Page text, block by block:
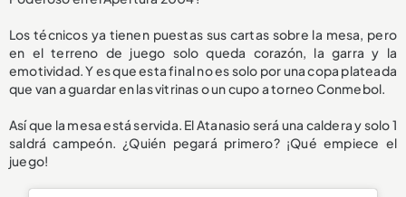
Los técnicos ya tienen puestas sus cartas sobre la mesa, pero
en el terreno de juego solo queda corazón, la garra y la
emotividad. Y es que esta final no es solo por una copa plateada
que van a guardar en las vitrinas o un cupo a torneo Conmebol.
Así que la mesa está servida. El Atanasio será una caldera y solo 1
saldrá campeón. ¿Quién pegará primero? ¡Qué empiece el
juego!